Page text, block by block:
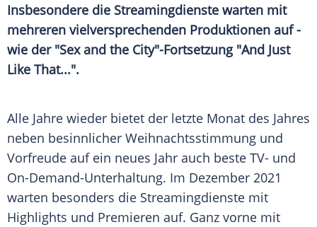
Insbesondere die Streamingdienste warten mit
mehreren vielversprechenden Produktionen auf -
wie der "Sexand the City"-Fortsetzung "And Just
Like That...".
Alle Jahre wieder bietet der letzte Monat des Jahres
neben besinnlicher Weihnachtsstimmung und
Vorfreude auf ein neues Jahr auch beste TV- und
On-Demand-Unterhaltung. Im Dezember 2021
warten besonders die Streamingdienste mit
Highlights und Premieren auf. Ganz vorne mit